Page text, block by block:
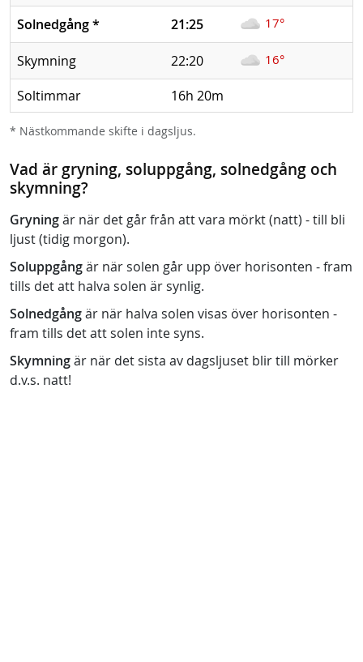
Solnedgång* 21:25 17°
Skymning 22:20 16°
Soltimmar 16h 20m
* Nästkommande skifte i dagsljus.
Vad är gryning, soluppgång, solnedgång och
skymning?
Gryningär när det går från att vara mörkt (natt) - till bli
ljust (tidig morgon).
Soluppgångär när solen går upp över horisonten - fram
tills det att halva solen är synlig.
Solnedgångär när halva solen visas över horisonten -
fram tills det att solen inte syns.
Skymningär när det sista av dagsljuset blir till mörker
d.v.s. natt!